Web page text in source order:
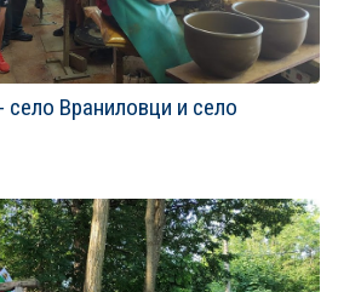
Враниловци и село